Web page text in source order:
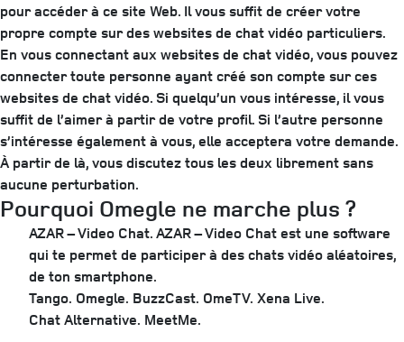
pour accéder à ce site Web. Il vous suffit de créer votre
propre compte sur des websites de chat vidéo particuliers.
En vous connectant aux websites de chat vidéo, vous pouvez
connecter toute personne ayant créé son compte sur ces
websites de chat vidéo. Si quelqu’un vous intéresse, il vous
suffit de l’aimer à partir de votre profil. Si l’autre personne
s’intéresse également à vous, elle acceptera votre demande.
À partir de là, vous discutez tous les deux librement sans
aucune perturbation.
Pourquoi Omegle ne marche plus ?
AZAR – Video Chat. AZAR – Video Chat est une software
qui te permet de participer à des chats vidéo aléatoires,
de ton smartphone.
Tango. Omegle. BuzzCast. OmeTV. Xena Live.
Chat Alternative. MeetMe.